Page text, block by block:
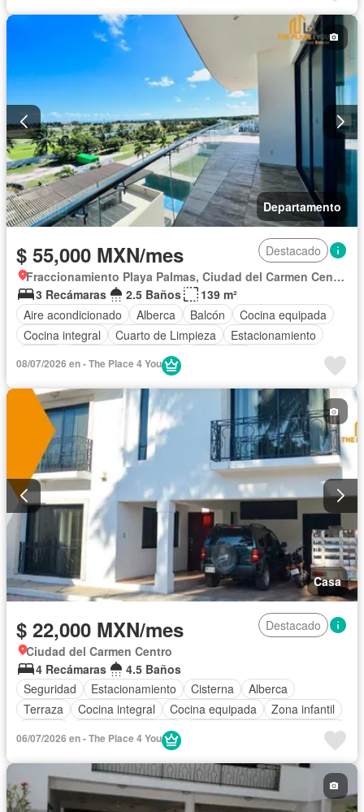
Departamento
$ 55,000 MXN/mes
Destacado
Fraccionamiento Playa Palmas, Ciudad del Carmen Centro
3 Recámaras
2.5 Baños
139 m²
Aire acondicionado
Alberca Balcón
Cocina equipada
Cocina integral
Cuarto de Limpieza
Estacionamiento
Recámara con closet
Completamente amueblado
08/07/2026 en - The Place 4 You
Casa
$ 22,000 MXN/mes
Destacado
Ciudad del Carmen Centro
4 Recámaras
4.5 Baños
Seguridad
Estacionamiento Cisterna
Alberca
Terraza
Cocina integral Cocina equipada
Zona infantil
Aire acondicionado
Circuito cerrado de televisión
Cuarto de Limpieza
Despacho
Vista panorámica
Recámara con closet Sin amueblar
06/07/2026 en - The Place 4 You